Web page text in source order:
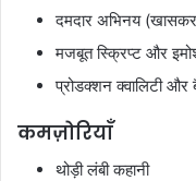
दमदार अभिनय
मजबूत स्क्रिप्ट और
प्रोडक्शन क्वालिटी
कमज़ोरियाँ
थोड़ी लंबी कहानी